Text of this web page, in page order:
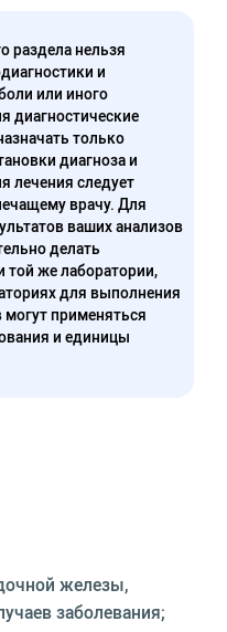
раздела нельзя
и
или иного
диагностические
только
диагноза и
лечения следует
врачу. Для
ваших анализов
делать
той же лаборатории,
для выполнения
применяться
и единицы
железы,
заболевания;